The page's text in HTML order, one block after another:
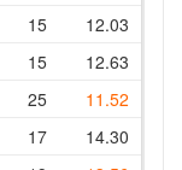
15 12.03
15 12.63
25 11.52
17 14.30